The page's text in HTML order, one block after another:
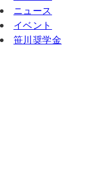
ニュース
イベント
笹川奨学金